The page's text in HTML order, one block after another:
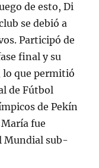
de esto, Di
se debió a
Participó de
final y su
lo que permitió
de Fútbol
de Pekín
fue
Mundial sub-